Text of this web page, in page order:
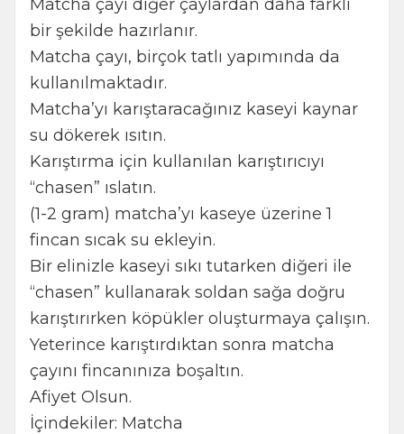
Matcha çayı diğer çaylardan daha farklı
bir şekilde hazırlanır.
Matcha çayı, birçok tatlı yapımında da
kullanılmaktadır.
Matcha’yı karıştaracağınız kaseyi kaynar
su dökerek ısıtın.
Karıştırma için kullanılan karıştırıcıyı
“chasen” ıslatın.
(1-2 gram) matcha’yı kaseye üzerine 1
fincan sıcak su ekleyin.
Bir elinizle kaseyi sıkı tutarken diğeri ile
“chasen” kullanarak soldan sağa doğru
karıştırırken köpükler oluşturmaya çalışın.
Yeterince karıştırdıktan sonra matcha
çayını fincanınıza boşaltın.
Afiyet Olsun.
İçindekiler: Matcha